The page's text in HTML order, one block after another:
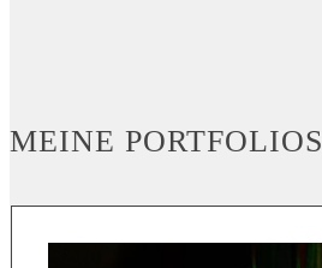
MEINE PORTFOLIOS